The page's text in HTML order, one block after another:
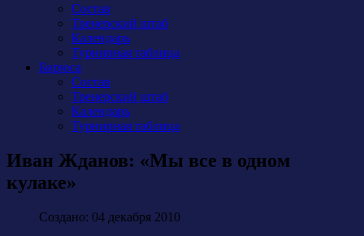
Состав
Тренерский штаб
Календарь
Турнирная таблица
Бирюса
Состав
Тренерский штаб
Календарь
Турнирная таблица
Иван Жданов: «Мы все в одном
кулаке»
Создано: 04 декабря 2010